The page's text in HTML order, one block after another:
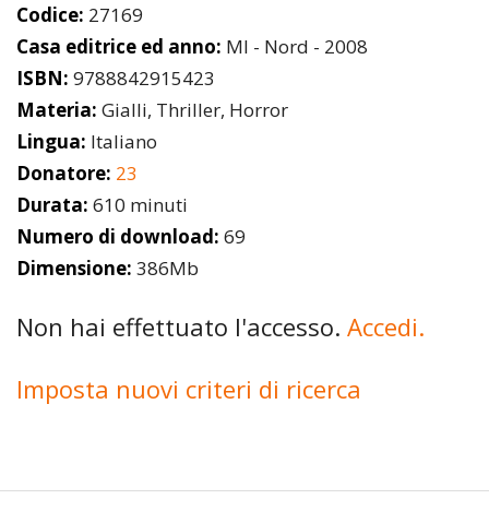
Codice: 27169
Casa editrice ed anno: MI - Nord - 2008
ISBN: 9788842915423
Materia: Gialli, Thriller, Horror
Lingua: Italiano
Donatore: 23
Durata: 610 minuti
Numero di download: 69
Dimensione: 386Mb
Non hai effettuato l'accesso. Accedi.
Imposta nuovi criteri di ricerca